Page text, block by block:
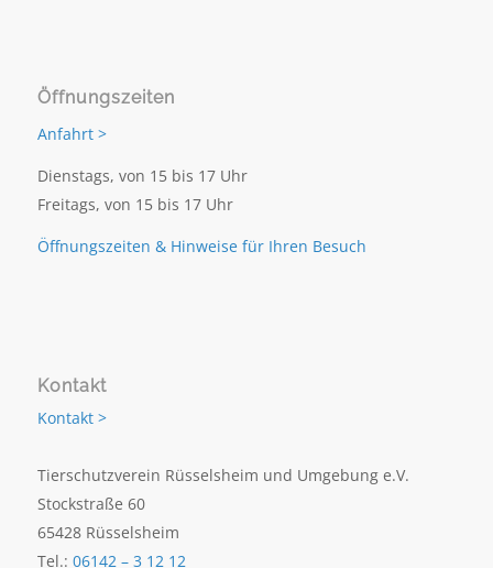
Öffnungszeiten
Anfahrt >
Dienstags, von 15 bis 17 Uhr
Freitags, von 15 bis 17 Uhr
Öffnungszeiten & Hinweise für Ihren Besuch
Kontakt
Kontakt >
Tierschutzverein Rüsselsheim und Umgebung e.V.
Stockstraße 60
65428 Rüsselsheim
Tel.: 06142 – 3 12 12